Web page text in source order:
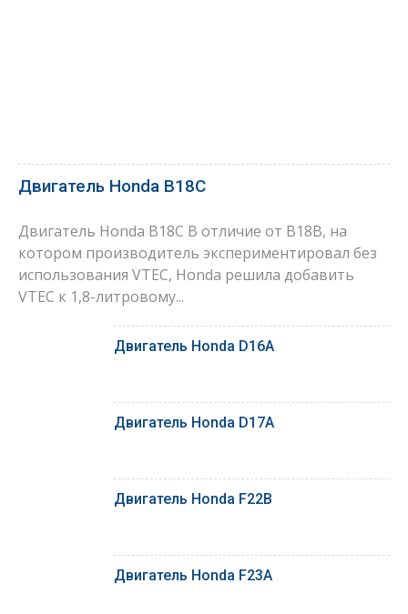
Двигатель Honda B18C
Двигатель Honda B18C В отличие от B18B, на
котором производитель экспериментировал без
использования VTEC, Honda решила добавить
VTEC к 1,8-литровому...
Двигатель Honda D16A
Двигатель Honda D17A
Двигатель Honda F22B
Двигатель Honda F23A